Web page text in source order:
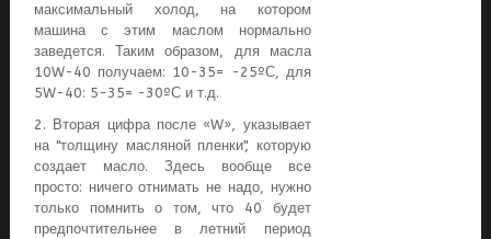
максимальный холод, на котором
машина с этим маслом нормально
заведется. Таким образом, для масла
10W-40 получаем: 10-35= -25ºС, для
5W-40: 5-35= -30ºС и т.д.
2. Вторая цифра после «W», указывает
на "толщину масляной пленки", которую
создает масло. Здесь вообще все
просто: ничего отнимать не надо, нужно
только помнить о том, что 40 будет
предпочтительнее в летний период